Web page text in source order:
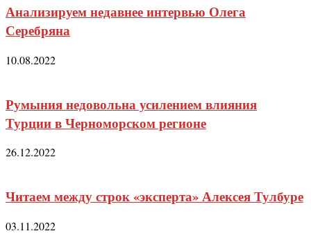
Анализируем недавнее интервью Олега
Серебряна
10.08.2022
Румыния недовольна усилением влияния
Турции в Черноморском регионе
26.12.2022
Читаем между строк «эксперта» Алексея Тулбуре
03.11.2022